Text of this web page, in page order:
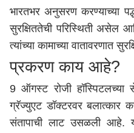
भारतभर अनुसरण करण्याच्या
सुरक्षिततेची परिस्थिती असेल
त्यांच्या कामाच्या वातावरणात
प्रकरण काय आहे?
9 ऑगस्ट रोजी हॉस्पिटलच्या
ग्रॅज्युएट डॉक्टरवर बलात्कार
संतापाची लाट उसळली आहे.